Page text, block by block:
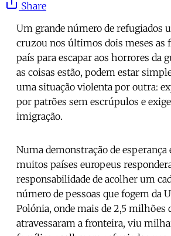
Share
Um grande número de refugiados
cruzou nos últimos dois meses as
país para escapar aos horrores da
as coisas estão, podem estar
uma situação violenta por outra:
por patrões sem escrúpulos e
imigração.
Numa demonstração de esperança
muitos países europeus
responsabilidade de acolher um
número de pessoas que fogem da
Polónia, onde mais de 2,5 milhões
atravessaram a fronteira, viu